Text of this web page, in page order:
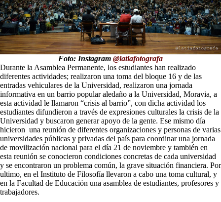
Foto: Instagram @latiafotografa
Durante la Asamblea Permanente, los estudiantes han realizado
diferentes actividades; realizaron una toma del bloque 16 y de las
entradas vehiculares de la Universidad, realizaron una jornada
informativa en un barrio popular aledaño a la Universidad, Moravia, a
esta actividad le llamaron “crisis al barrio”, con dicha actividad los
estudiantes difundieron a través de expresiones culturales la crisis de la
Universidad y buscaron generar apoyo de la gente. Ese mismo día
hicieron una reunión de diferentes organizaciones y personas de varias
universidades públicas y privadas del país para coordinar una jornada
de movilización nacional para el día 21 de noviembre y también en
esta reunión se conocieron condiciones concretas de cada universidad
y se encontraron un problema común, la grave situación financiera. Por
ultimo, en el Instituto de Filosofía llevaron a cabo una toma cultural, y
en la Facultad de Educación una asamblea de estudiantes, profesores y
trabajadores.